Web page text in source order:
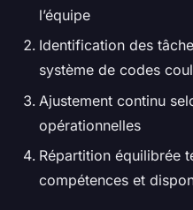
l’équipe
Identification des
système de codes
Ajustement continu
opérationnelles
Répartition équilibrée
compétences et